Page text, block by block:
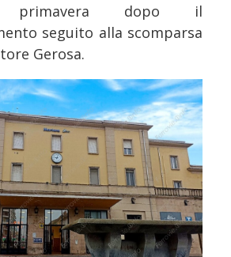
dopo il
seguito alla scomparsa
Gerosa.